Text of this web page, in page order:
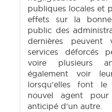
publiques locales et
effets sur la
public des
dernières
services déforcés
voire plusieurs
également voir
lorsqu'elles font
nouvel agent
anticipé d'un autre.